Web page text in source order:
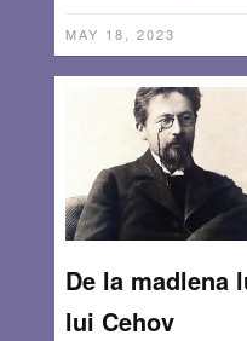
MAY 18, 2023
De la madlena
lui Cehov